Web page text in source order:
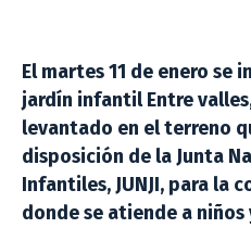
El martes 11 de enero se
jardín infantil Entre
levantado en el terreno
disposición de la Junta
Infantiles, JUNJI, para la
donde se atiende a niños